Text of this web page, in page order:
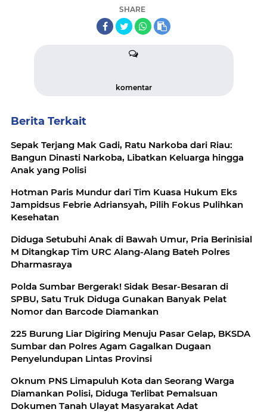
SHARE
komentar
Berita Terkait
Sepak Terjang Mak Gadi, Ratu Narkoba dari Riau:
Bangun Dinasti Narkoba, Libatkan Keluarga hingga
Anak yang Polisi
Hotman Paris Mundur dari Tim Kuasa Hukum Eks
Jampidsus Febrie Adriansyah, Pilih Fokus Pulihkan
Kesehatan
Diduga Setubuhi Anak di Bawah Umur, Pria Berinisial
M Ditangkap Tim URC Alang-Alang Bateh Polres
Dharmasraya
Polda Sumbar Bergerak! Sidak Besar-Besaran di
SPBU, Satu Truk Diduga Gunakan Banyak Pelat
Nomor dan Barcode Diamankan
225 Burung Liar Digiring Menuju Pasar Gelap, BKSDA
Sumbar dan Polres Agam Gagalkan Dugaan
Penyelundupan Lintas Provinsi
Oknum PNS Limapuluh Kota dan Seorang Warga
Diamankan Polisi, Diduga Terlibat Pemalsuan
Dokumen Tanah Ulayat Masyarakat Adat